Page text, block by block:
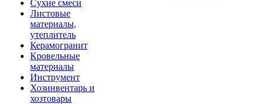
Сухие смеси
Листовые
материалы,
утеплитель
Керамогранит
Кровельные
материалы
Инструмент
Хозинвентарь и
хозтовары